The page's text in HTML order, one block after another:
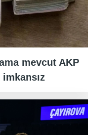
mevcut AKP
imkansız